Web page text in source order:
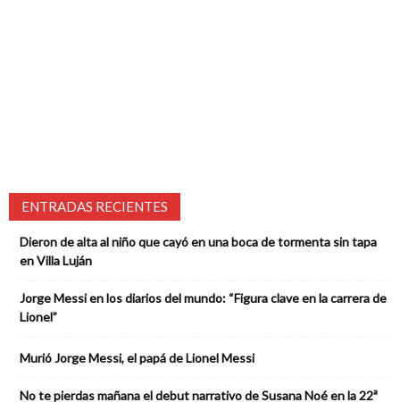
ENTRADAS RECIENTES
Dieron de alta al niño que cayó en una boca de tormenta sin tapa
en Villa Luján
Jorge Messi en los diarios del mundo: “Figura clave en la carrera de
Lionel”
Murió Jorge Messi, el papá de Lionel Messi
No te pierdas mañana el debut narrativo de Susana Noé en la 22ª